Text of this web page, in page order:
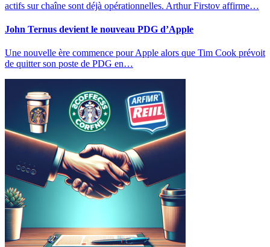
actifs sur chaîne sont déjà opérationnelles. Arthur Firstov affirme…
John Ternus devient le nouveau PDG d’Apple
Une nouvelle ère commence pour Apple alors que Tim Cook prévoit
de quitter son poste de PDG en…